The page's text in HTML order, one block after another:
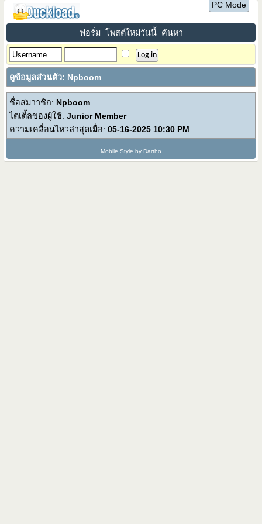
PC Mode
ฟอรั่ม โพสต์ใหม่วันนี้ ค้นหา
ดูข้อมูลส่วนตัว: Npboom
ชื่อสมาาชิก: Npboom
ไตเติ้ลของผู้ใช้:Junior Member
ความเคลื่อนไหวล่าสุดเมื่อ: 05-16-2025 10:30 PM
Mobile Style by Dartho